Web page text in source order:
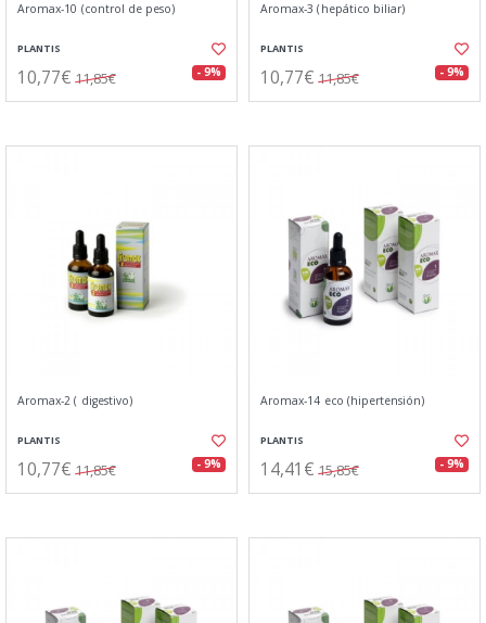
Aromax-10 (control de peso)
PLANTIS
10,77€ 11,85€ - 9%
Aromax-3 (hepático biliar)
PLANTIS
10,77€ 11,85€ - 9%
Aromax-2 ( digestivo)
PLANTIS
10,77€ 11,85€ - 9%
Aromax-14 eco (hipertensión)
PLANTIS
14,41€ 15,85€ - 9%